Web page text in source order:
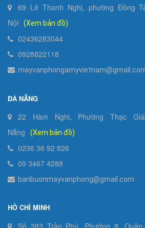
69 Lê Thanh Nghị, phường Đồng
Nội
(Xem bản đồ)
02436283044
0928822118
ĐÀ NẴNG
22 Hàm Nghi, Phường Thạc
Nẵng
(Xem bản đồ)
0236 36 92 826
09 3467 4288
banbuonmayvanphong@gmail.com
HỒ CHÍ MINH
Số 383 Trần Phú, Phường 8, Quận